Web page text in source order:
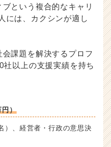
ブという複合的なキャリ
には、カクシンが適し
会課題を解決するプロフ
社以上の支援実績を持ち
円）
）、経営者・行政の意思決